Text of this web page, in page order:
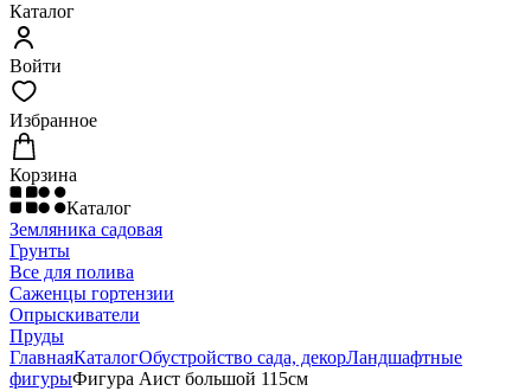
Каталог
Войти
Избранное
Корзина
Каталог
Земляника садовая
Грунты
Все для полива
Саженцы гортензии
Опрыскиватели
Пруды
ГлавнаяКаталогОбустройство сада, декорЛандшафтные
фигурыФигура Аист большой 115см